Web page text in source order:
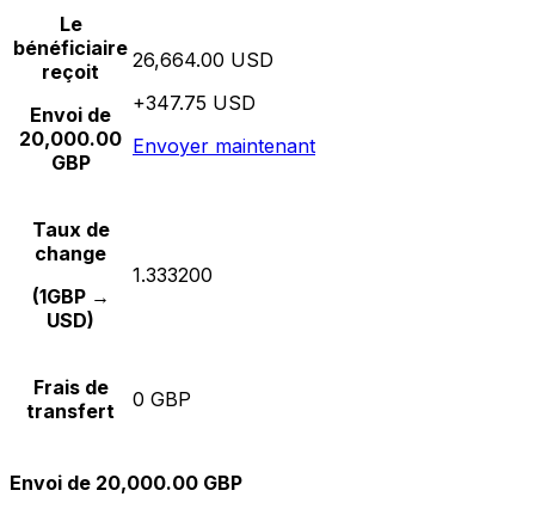
Le
bénéficiaire
reçoit
Envoi de
20,000.00
GBP
26,664.00 USD
+347.75 USD
Envoyer maintenant
Taux de
change
(1GBP →
USD)
1.333200
Frais de
transfert
0 GBP
Envoi de 20,000.00 GBP